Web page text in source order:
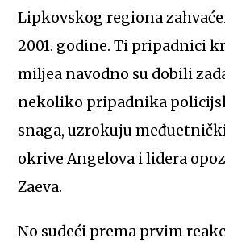
Lipkovskog regiona
2001. godine. Ti pripadnici
miljea navodno su dobili
nekoliko pripadnika
snaga, uzrokuju
okrive Angelova i lidera
Zaeva.
No sudeći prema prvim